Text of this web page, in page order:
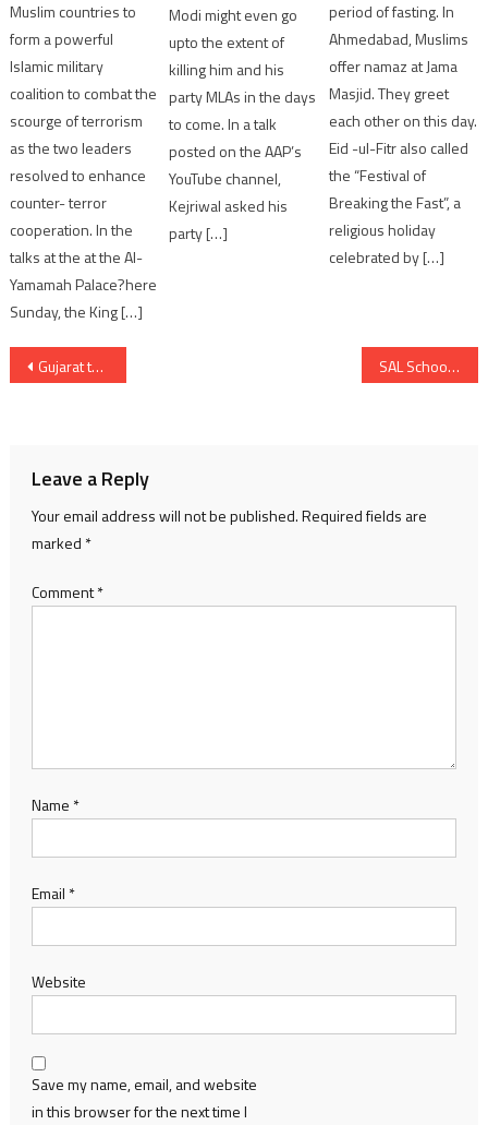
Muslim countries to
form a powerful
Islamic military
coalition to combat the
scourge of terrorism
as the two leaders
resolved to enhance
counter- terror
cooperation. In the
talks at the at the Al-
Yamamah Palace?here
Sunday, the King […]
Modi might even go
upto the extent of
killing him and his
party MLAs in the days
to come. In a talk
posted on the AAP’s
YouTube channel,
Kejriwal asked his
party […]
period of fasting. In
Ahmedabad, Muslims
offer namaz at Jama
Masjid. They greet
each other on this day.
Eid -ul-Fitr also called
the “Festival of
Breaking the Fast”, a
religious holiday
celebrated by […]
Post
Gujarat to hosting first Tourism Working Group Meeting at Rann of Kutch from Feb 7 to 9 SAL School of Architecture inaugurates an Annual Exhibition ‘INCIPIENT’23’
Leave a Reply
Your email address will not be published.Required fields are
marked *
Comment*
Name *
Email *
Website
Save my name, email, and website
in this browser for the next time I